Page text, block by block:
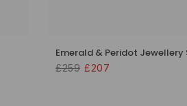
Emerald & Peridot Jewellery
£259 £207